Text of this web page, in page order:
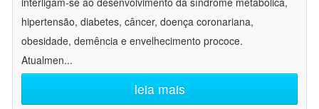
hipertensão, diabetes, câncer, doença coronariana,
obesidade, demência e envelhecimento prococe.
Atualmen...
leia mais